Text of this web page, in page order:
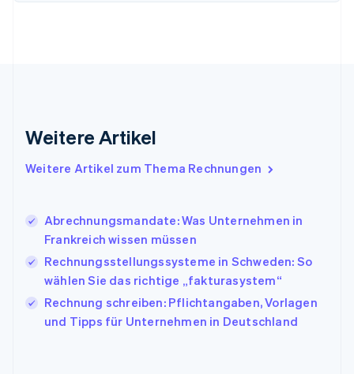
Weitere Artikel
Weitere Artikel zum Thema Rechnungen
Abrechnungsmandate: Was Unternehmen in
Frankreich wissen müssen
Rechnungsstellungssysteme in Schweden: So
wählen Sie das richtige „fakturasystem“
Rechnung schreiben: Pflichtangaben, Vorlagen
und Tipps für Unternehmen in Deutschland
Italien
Italiano English
Japan
日本語 English
Kroatien
EnglishItaliano
Lettland
Liechtenstein
DeutschEnglish
Litauen